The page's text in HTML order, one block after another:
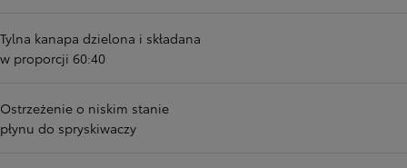
Tylna kanapa dzielona i składana
w proporcji 60:40
Ostrzeżenie o niskim stanie
płynu do spryskiwaczy